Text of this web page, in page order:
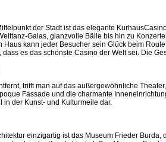
der Stadt ist das elegante
Galas, glanzvolle Bälle bis hin zu
Haus kann jeder Besucher sein Glück beim
dass es das schönste Casino der Welt sei. Die
trifft man auf das außergewöhnliche
Fassade und die charmante
in der Kunst- und Kulturmeile dar.
einzigartig ist das Museum Frieder